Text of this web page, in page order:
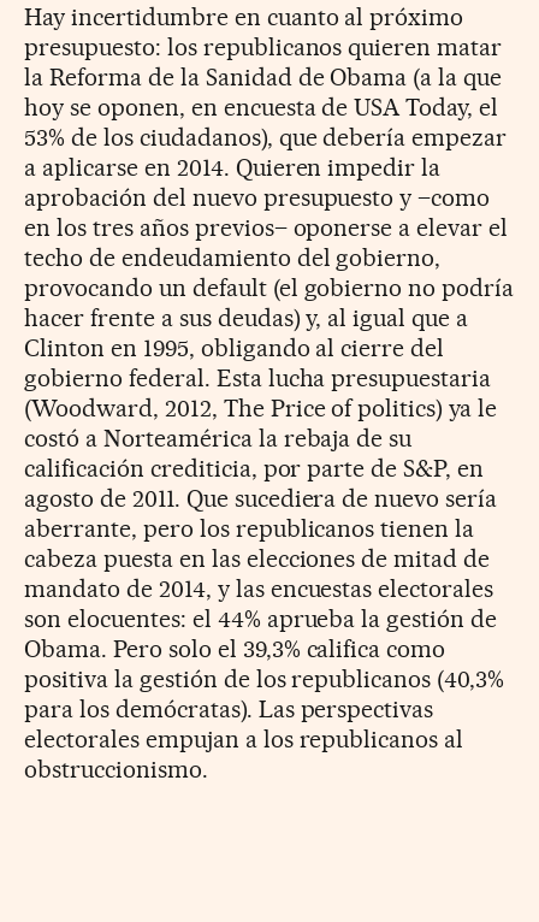
Hay incertidumbre en cuanto al próximo
presupuesto: los republicanos quieren matar
la Reforma de la Sanidad de Obama (a la que
hoy se oponen, en encuesta de USA Today, el
53% de los ciudadanos), que debería empezar
a aplicarse en 2014. Quieren impedir la
aprobación del nuevo presupuesto y –como
en los tres años previos– oponerse a elevar el
techo de endeudamiento del gobierno,
provocando un default (el gobierno no podría
hacer frente a sus deudas) y, al igual que a
Clinton en 1995, obligando al cierre del
gobierno federal. Esta lucha presupuestaria
(Woodward, 2012, The Price of politics) ya le
costó a Norteamérica la rebaja de su
calificación crediticia, por parte de S&P, en
agosto de 2011. Que sucediera de nuevo sería
aberrante, pero los republicanos tienen la
cabeza puesta en las elecciones de mitad de
mandato de 2014, y las encuestas electorales
son elocuentes: el 44% aprueba la gestión de
Obama. Pero solo el 39,3% califica como
positiva la gestión de los republicanos (40,3%
para los demócratas). Las perspectivas
electorales empujan a los republicanos al
obstruccionismo.